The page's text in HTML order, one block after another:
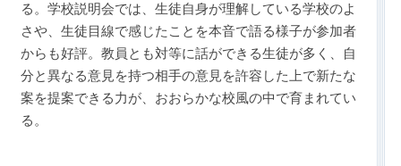
る。学校説明会では、生徒自身が理解している学校のよ
さや、生徒目線で感じたことを本音で語る様子が参加者
からも好評。教員とも対等に話ができる生徒が多く、自
分と異なる意見を持つ相手の意見を許容した上で新たな
案を提案できる力が、おおらかな校風の中で育まれてい
る。